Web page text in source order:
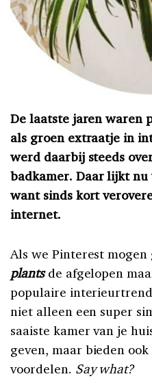
De laatste jaren waren
als groen extraatje in
werd daarbij steeds
badkamer. Daar lijkt
want sinds kort
internet.
Als we Pinterest mogen
plantsde afgelopen
populaire
niet alleen een super
saaiste kamer van je
geven, maar bieden
voordelen. Say what?